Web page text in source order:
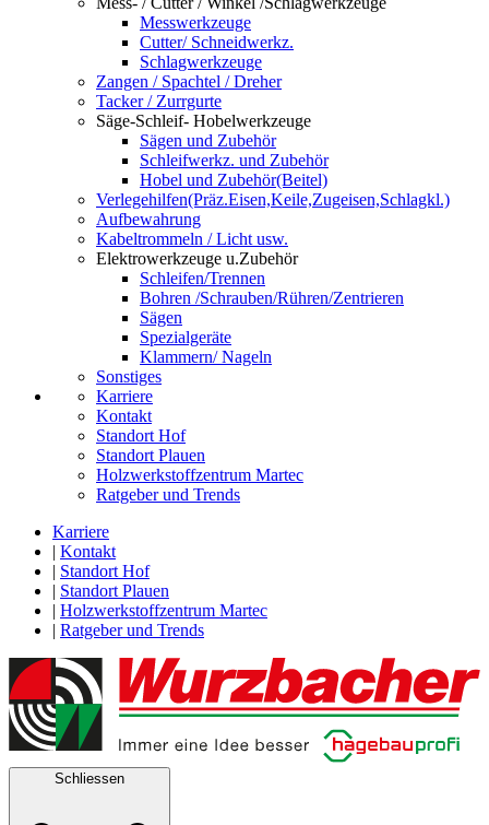
Messwerkzeuge
Cutter/ Schneidwerkz.
Schlagwerkzeuge
Zangen / Spachtel / Dreher
Tacker / Zurrgurte
Säge-Schleif- Hobelwerkzeuge
Sägen und Zubehör
Schleifwerkz. und Zubehör
Hobel und Zubehör(Beitel)
Verlegehilfen(Präz.Eisen,Keile,Zugeisen,Schlagkl.)
Aufbewahrung
Kabeltrommeln / Licht usw.
Elektrowerkzeuge u.Zubehör
Schleifen/Trennen
Bohren /Schrauben/Rühren/Zentrieren
Sägen
Spezialgeräte
Klammern/ Nageln
Sonstiges
Karriere
Kontakt
Standort Hof
Standort Plauen
Holzwerkstoffzentrum Martec
Ratgeber und Trends
Karriere
| Kontakt
| Standort Hof
| Standort Plauen
| Holzwerkstoffzentrum Martec
| Ratgeber und Trends
Schliessen